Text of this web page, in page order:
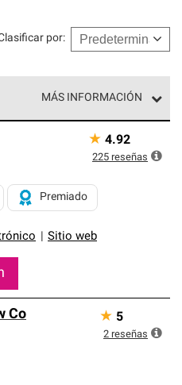
por:
MÁS INFORMACIÓN
de nuestra red
estrictos de
mejor garantía de
Sitio web
Premiado
★ 4.92
225 reseñas
Co
★ 5
2 reseñas